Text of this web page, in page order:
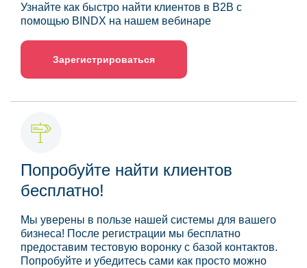
Узнайте как быстро найти клиентов в B2B с
помощью BINDX на нашем вебинаре
Зарегистрироваться
Попробуйте найти клиентов
бесплатно!
Мы уверены в пользе нашей системы для вашего
бизнеса! После регистрации мы бесплатно
предоставим тестовую воронку с базой контактов.
Попробуйте и убедитесь сами как просто можно